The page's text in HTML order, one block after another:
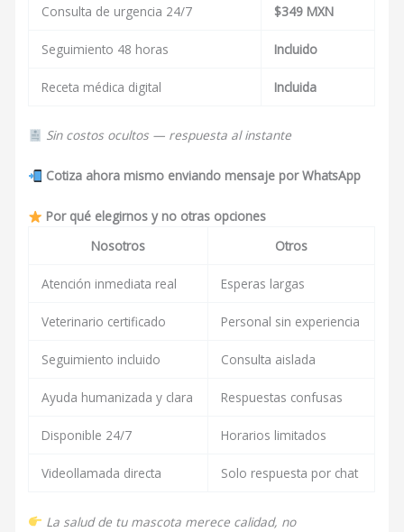
Consulta de urgencia 24/7 $349 MXN
Seguimiento 48 horas Incluido
Receta médica digital Incluida
Sin costos ocultos — respuesta al instante
Cotiza ahora mismo enviando mensaje por WhatsApp
Por qué elegirnos y no otras opciones
Nosotros
Otros
Atención inmediata real Esperas largas
Veterinario certificado Personal sin experiencia
Seguimiento incluido Consulta aislada
Ayuda humanizada y clara Respuestas confusas
Disponible 24/7 Horarios limitados
Videollamada directa Solo respuesta por chat
La salud de tu mascota merece calidad, no